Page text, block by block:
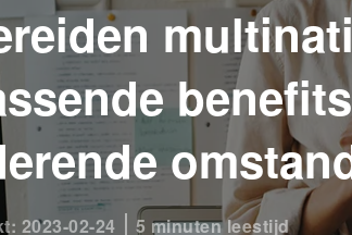
2023-02-24 5 minuten leestijd